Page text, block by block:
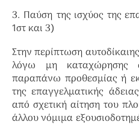
3. Παύση της ισχύος της
1στ και 3)
Στην περίπτωση
λόγω μη καταχώρησης
παραπάνω προθεσμίας ή
της επαγγελματικής
από σχετική αίτηση του
άλλου νόμιμα